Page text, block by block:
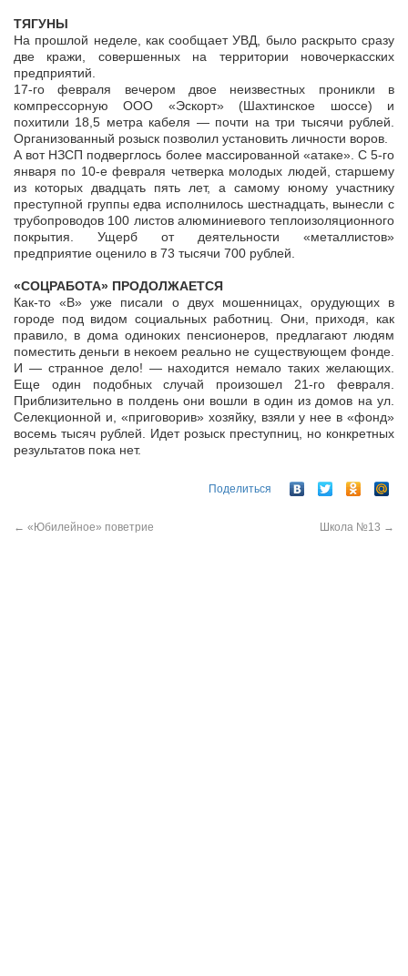
ТЯГУНЫ
На прошлой неделе, как сообщает УВД, было раскрыто сразу
две кражи, совершенных на территории новочеркасских
предприятий.
17-го февраля вечером двое неизвестных проникли в
компрессорную ООО «Эскорт» (Шахтинское шоссе) и
похитили 18,5 метра кабеля — почти на три тысячи рублей.
Организованный розыск позволил установить личности воров.
А вот НЗСП подверглось более массированной «атаке». С 5-го
января по 10-е февраля четверка молодых людей, старшему
из которых двадцать пять лет, а самому юному участнику
преступной группы едва исполнилось шестнадцать, вынесли с
трубопроводов 100 листов алюминиевого теплоизоляционного
покрытия. Ущерб от деятельности «металлистов»
предприятие оценило в 73 тысячи 700 рублей.
«СОЦРАБОТА» ПРОДОЛЖАЕТСЯ
Как-то «В» уже писали о двух мошенницах, орудующих в
городе под видом социальных работниц. Они, приходя, как
правило, в дома одиноких пенсионеров, предлагают людям
поместить деньги в некоем реально не существующем фонде.
И — странное дело! — находится немало таких желающих.
Еще один подобных случай произошел 21-го февраля.
Приблизительно в полдень они вошли в один из домов на ул.
Селекционной и, «приговорив» хозяйку, взяли у нее в «фонд»
восемь тысяч рублей. Идет розыск преступниц, но конкретных
результатов пока нет.
Поделиться
← «Юбилейное» поветрие Школа №13 →